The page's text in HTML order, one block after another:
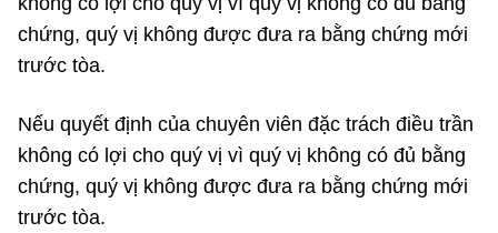
chứng, quý vị không được đưa ra bằng chứng mới
trước tòa.
Nếu quyết định của chuyên viên đặc trách điều trần
không có lợi cho quý vị vì quý vị không có đủ bằng
chứng, quý vị không được đưa ra bằng chứng mới
trước tòa.